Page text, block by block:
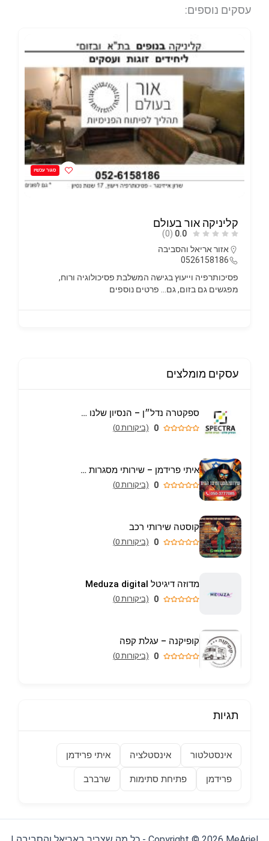
עסקים נוספים:
יותם – שירותי ניקוי מזגנים
0.0
(0)
אזור אריאל והסביבה
0557214498
עסקים מומלצים
ספקטרה נדל״ן – הנסיון שלנו הבית שלכם
0 (ביקורות 0)
איתי פרידמן – שירותי מסגרות וריתוך עד הבית באריאל
0 (ביקורות 0)
קוסטה שירותי רכב
0 (ביקורות 0)
מדוזה דיגיטל Meduza digital
0 (ביקורות 0)
קופיקנה – עגלת קפה
0 (ביקורות 0)
תגיות
אינסטלטור אינסטלציה איתי פרידמן
פרידמן פתיחת סתימות שרברב